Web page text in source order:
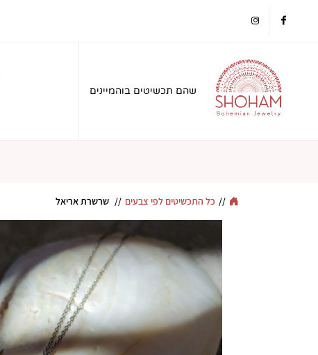
facebook
שהם תכשיטים בוהמיינים
// כל התכשיטים לפי צבעים // שרשרת אריאל